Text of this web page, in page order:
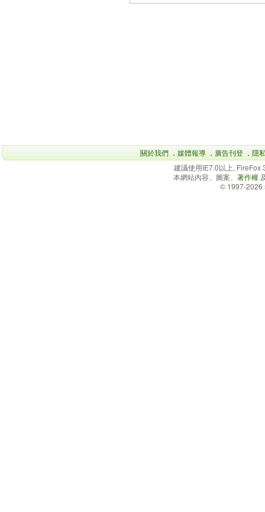
關於我們 ． 媒體報導 ． 廣告刊登 ． 隱
建議使用IE7.0以上,
本網站內容、圖案、 著作權
© 1997-2026